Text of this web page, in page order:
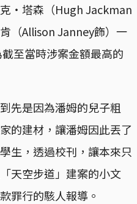
‧塔森（Hugh Jackman
（Allison Janney飾）一
至當時涉案金額最高的
先是因為潘姆的兒子粗
的建材，讓潘姆因此丟了
生，透過校刊，讓本來只
天空步道」建案的小文
罪行的駭人報導。